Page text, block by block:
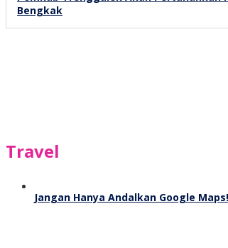
Bengkak
Travel
Jangan Hanya Andalkan Google